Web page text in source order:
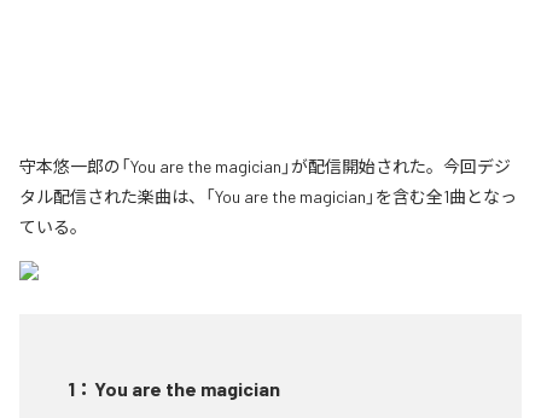
守本悠一郎の「You are the magician」が配信開始された。今回デジ
タル配信された楽曲は、「You are the magician」を含む全1曲となっ
ている。
1 ： You are the magician